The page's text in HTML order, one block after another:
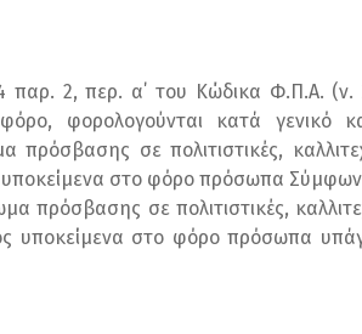
παρ. 2, περ. α΄ του Κώδικα Φ.Π.Α.
φορολογούνται κατά γενικό
σε πολιτιστικές,
υποκείμενα στο φόρο πρόσωπα
σε πολιτιστικές,
υποκείμενα στο φόρο πρόσωπα